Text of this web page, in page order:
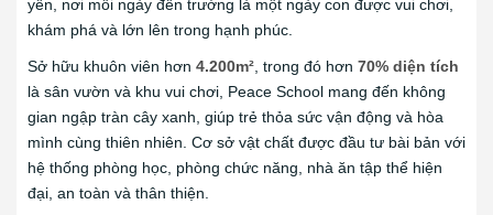
yên, nơi mỗi ngày đến trường là một ngày con được vui chơi,
khám phá và lớn lên trong hạnh phúc.
Sở hữu khuôn viên hơn 4.200m² , trong đó hơn 70% diện tích
là sân vườn và khu vui chơi, Peace School mang đến không
gian ngập tràn cây xanh, giúp trẻ thỏa sức vận động và hòa
mình cùng thiên nhiên. Cơ sở vật chất được đầu tư bài bản với
hệ thống phòng học, phòng chức năng, nhà ăn tập thể hiện
đại, an toàn và thân thiện.